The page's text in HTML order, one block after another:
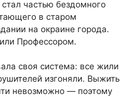
стал частью бездомного
в старом
на окраине города.
Профессором.
своя система: все жили
изгоняли. Выжить
невозможно — поэтому